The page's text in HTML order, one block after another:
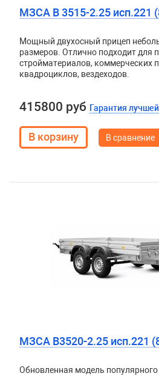
МЗСА B 3515-2.25 исп.221
Мощный двухосный прицеп
размеров. Отлично подходит для
стройматериалов, коммерческих
квадроциклов, вездеходов.
415800 руб Гарантия
В сравнение
МЗСА B3520-2.25 исп.221
Обновленная модель популярного